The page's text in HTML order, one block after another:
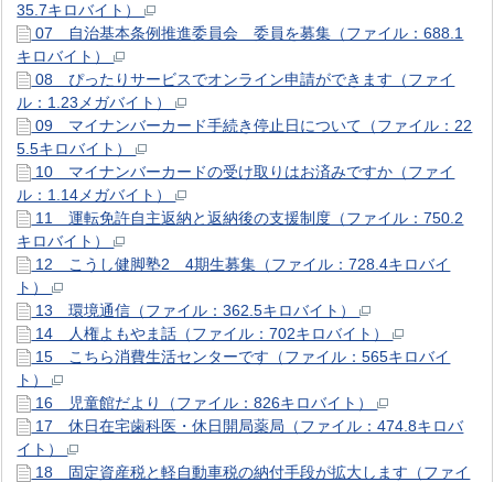
35.7キロバイト）
07 自治基本条例推進委員会 委員を募集（ファイル：688.1
キロバイト）
08 ぴったりサービスでオンライン申請ができます（ファイ
ル：1.23メガバイト）
09 マイナンバーカード手続き停止日について（ファイル：22
5.5キロバイト）
10 マイナンバーカードの受け取りはお済みですか（ファイ
ル：1.14メガバイト）
11 運転免許自主返納と返納後の支援制度（ファイル：750.2
キロバイト）
12 こうし健脚塾2 4期生募集（ファイル：728.4キロバイ
ト）
13 環境通信（ファイル：362.5キロバイト）
14 人権よもやま話（ファイル：702キロバイト）
15 こちら消費生活センターです（ファイル：565キロバイ
ト）
16 児童館だより（ファイル：826キロバイト）
17 休日在宅歯科医・休日開局薬局（ファイル：474.8キロバ
イト）
18 固定資産税と軽自動車税の納付手段が拡大します（ファイ